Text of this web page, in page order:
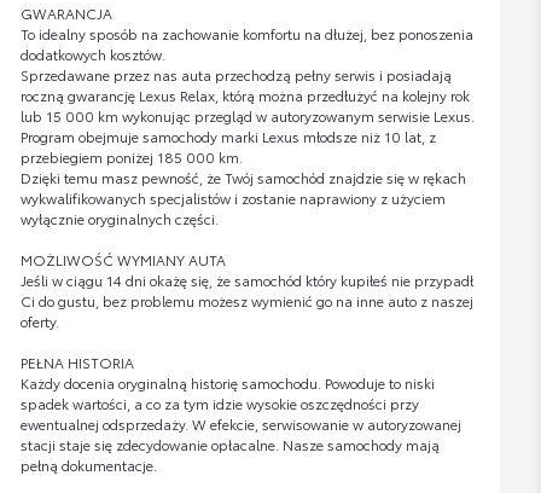
GWARANCJA
To idealny sposób na zachowanie komfortu na dłużej, bez ponoszenia
dodatkowych kosztów.
Sprzedawane przez nas auta przechodzą pełny serwis i posiadają
roczną gwarancję Lexus Relax, którą można przedłużyć na kolejny rok
lub 15 000 km wykonując przegląd w autoryzowanym serwisie Lexus.
Program obejmuje samochody marki Lexus młodsze niż 10 lat, z
przebiegiem poniżej 185 000 km.
Dzięki temu masz pewność, że Twój samochód znajdzie się w rękach
wykwalifikowanych specjalistów i zostanie naprawiony z użyciem
wyłącznie oryginalnych części.
MOŻLIWOŚĆ WYMIANY AUTA
Jeśli w ciągu 14 dni okażę się, że samochód który kupiłeś nie przypadł
Ci do gustu, bez problemu możesz wymienić go na inne auto z naszej
oferty.
PEŁNA HISTORIA
Każdy docenia oryginalną historię samochodu. Powoduje to niski
spadek wartości, a co za tym idzie wysokie oszczędności przy
ewentualnej odsprzedaży. W efekcie, serwisowanie w autoryzowanej
stacji staje się zdecydowanie opłacalne. Nasze samochody mają
pełną dokumentacje.